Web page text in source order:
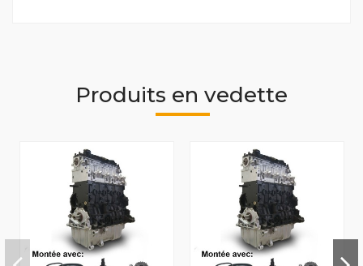
Produits en vedette